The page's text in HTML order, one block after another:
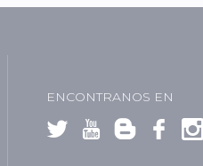
ENCONTRANOS EN